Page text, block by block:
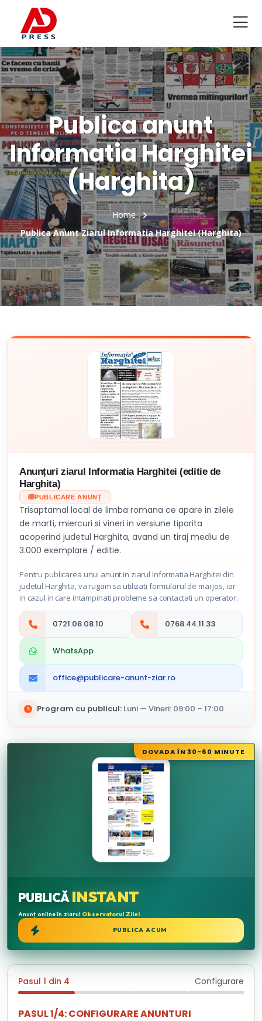
Publica anunt
Informatia Harghitei
(Harghita)
Home
Publica Anunt Ziarul Informatia Harghitei (Harghita)
Anunțuri ziarul Informatia Harghitei (editie de
Harghita)
PUBLICARE ANUNȚ
Trisaptamal local de limba romana ce apare in zilele
de marti, miercuri si vineri in versiune tiparita
acoperind judetul Harghita, avand un tiraj mediu de
3.000 exemplare / editie.
Pentru publicarea unui anunt in ziarul Informatia Harghitei din
judetul Harghita, va rugam sa utilizati formularul de mai jos, iar
in cazul in care intampinati probleme sa contactati un operator:
0721.08.08.10 0768.44.11.33
WhatsApp
office@publicare-anunt-ziar.ro
Program cu publicul: Luni — Vineri: 09:00 – 17:00
DOVADA ÎN 30-60 MINUTE
PUBLICĂINSTANT
Anunț online în ziarul Observatorul Zilei
PUBLICA ACUM
Pasul 1 din 4 Configurare
PASUL 1/4: CONFIGURARE ANUNTURI